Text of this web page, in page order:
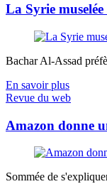
La Syrie
Bachar Al-Assad
En savoir plus
Revue du web
Amazon donne
Sommée de